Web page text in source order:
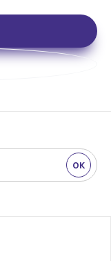
OK